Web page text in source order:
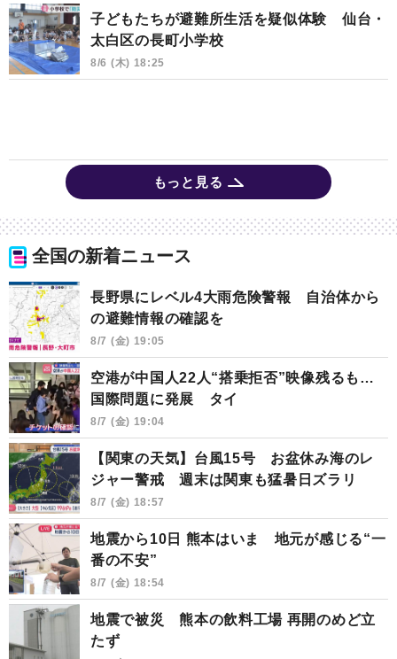
子どもたちが避難所生活を疑似体験 仙台・
太白区の長町小学校
8/6 (木) 18:25
もっと見る
全国の新着ニュース
長野県にレベル4大雨危険警報 自治体から
の避難情報の確認を
8/7 (金) 19:05
空港が中国人22人“搭乗拒否”映像残るも…
国際問題に発展 タイ
8/7 (金) 19:04
【関東の天気】台風15号 お盆休み海のレ
ジャー警戒 週末は関東も猛暑日ズラリ
8/7 (金) 18:57
地震から10日 熊本はいま 地元が感じる“一
番の不安”
8/7 (金) 18:54
地震で被災 熊本の飲料工場 再開のめど立
たず